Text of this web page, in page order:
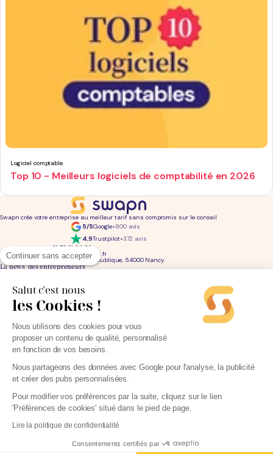
Continuer sans accepter
Salut c'est nous
les Cookies !
Nous utilisons des cookies pour vous
proposer un contenu de qualité, personnalisé
en fonction de vos besoins.
Nous partageons des données avec Google pour l'analyse, la publicité
et créer des pubs personnalisées.
Pour modifier vos préférences par la suite, cliquez sur le lien
'Préférences de cookies' situé dans le pied de page.
Lire la politique de confidentialité
Consentements certifiés par
Créer mon entreprise - 0€
Logiciel comptable
Top 10 - Meilleurs logiciels de comptabilité en 2026
Swapn crée votre entreprise au meilleur tarif sans compromis sur le conseil
5/5Google+800 avis
4,9Trustpilot+372 avis
01 76 31 04 86
bonjour@swapn.fr
2 place de la République, 54000 Nancy
Création d'entreprise
Offres de comptabilité par métier
Offres de comptabilité par ville
Offres de comptabilité par statut
Devis comptable gratuit
Découvrez Swapn
Avis clients
Devenir partenaire
Engagements éthiques
Contact
La news' des entrepreneurs
Consultez notrenotre politique de confidentialité
Simulateurs et calculateurs
Parrainage